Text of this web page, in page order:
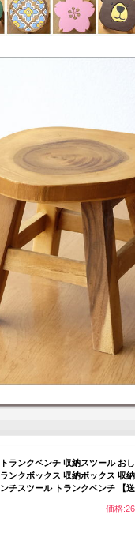
トランクベンチ 収納スツール お
ランクボックス 収納ボックス 収
ンチスツール トランクベンチ 【
価格